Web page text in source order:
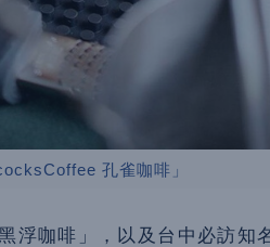
孔雀咖啡」
浮咖啡」，以及台中必訪知